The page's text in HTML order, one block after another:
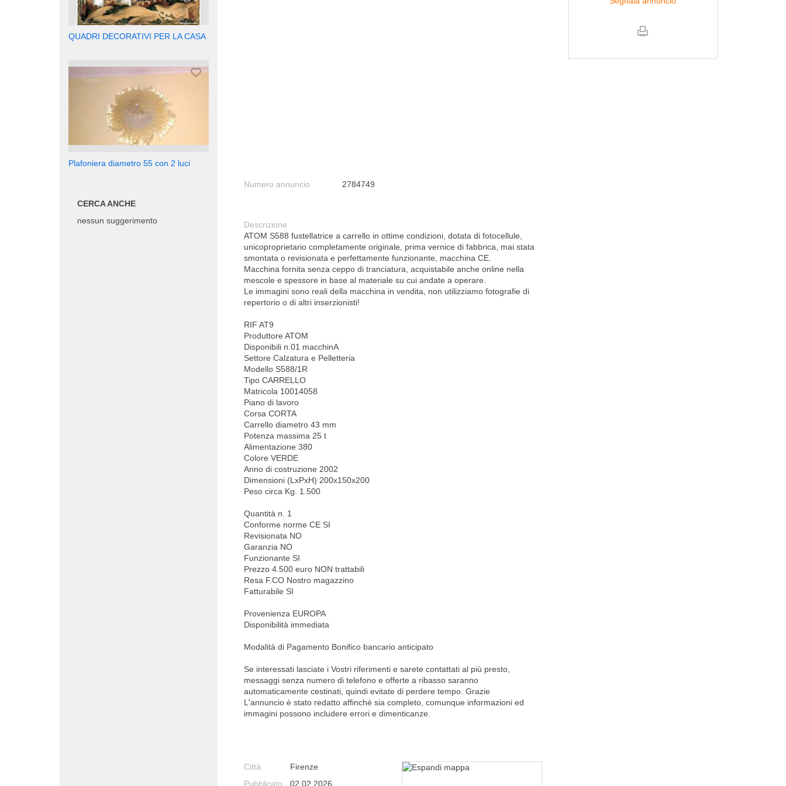
Numero annuncio 2784749
Descrizione
ATOM S588 fustellatrice a carrello in ottime condizioni, dotata di fotocellule,
unicoproprietario completamente originale, prima vernice di fabbrica, mai stata
smontata o revisionata e perfettamente funzionante, macchina CE.
Macchina fornita senza ceppo di tranciatura, acquistabile anche online nella
mescole e spessore in base al materiale su cui andate a operare.
Le immagini sono reali della macchina in vendita, non utilizziamo fotografie di
repertorio o di altri inserzionisti!
RIF AT9
Produttore ATOM
Disponibili n.01 macchinA
Settore Calzatura e Pelletteria
Modello S588/1R
Tipo CARRELLO
Matricola 10014058
Piano di lavoro
Corsa CORTA
Carrello diametro 43 mm
Potenza massima 25 t
Alimentazione 380
Colore VERDE
Anno di costruzione 2002
Dimensioni (LxPxH) 200x150x200
Peso circa Kg. 1.500
Quantità n. 1
Conforme norme CE SI
Revisionata NO
Garanzia NO
Funzionante SI
Prezzo 4.500 euro NON trattabili
Resa F.CO Nostro magazzino
Fatturabile SI
Provenienza EUROPA
Disponibilità immediata
Modalità di Pagamento Bonifico bancario anticipato
Se interessati lasciate i Vostri riferimenti e sarete contattati al più presto,
messaggi senza numero di telefono e offerte a ribasso saranno
automaticamente cestinati, quindi evitate di perdere tempo. Grazie
L'annuncio è stato redatto affinché sia completo, comunque informazioni ed
immagini possono includere errori e dimenticanze.
Città
Firenze
Pubblicato
02.02.2026
QUADRI DECORATIVI PER LA CASA
Plafoniera diametro 55 con 2 luci
CERCA ANCHE
nessun suggerimento